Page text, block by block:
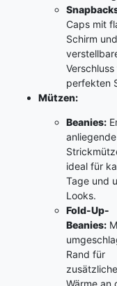
Caps mit
Schirm und
perfekten
Mützen:
Beanies:
anliegende
ideal für
Tage und
Looks.
Fold-Up-
Beanies:
Rand für
zusätzliche
Wärme an